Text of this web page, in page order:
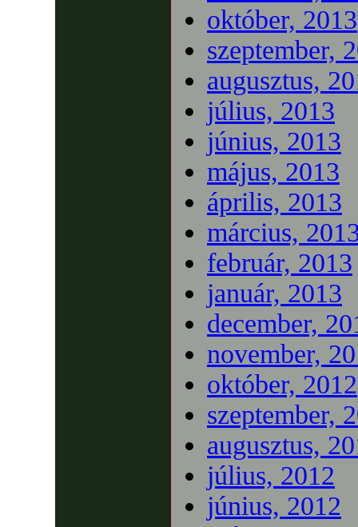
október, 2013
szeptember,
augusztus,
július, 2013
június, 2013
május, 2013
április, 2013
március,
február, 2013
január, 2013
december,
november,
október, 2012
szeptember,
augusztus,
július, 2012
június, 2012